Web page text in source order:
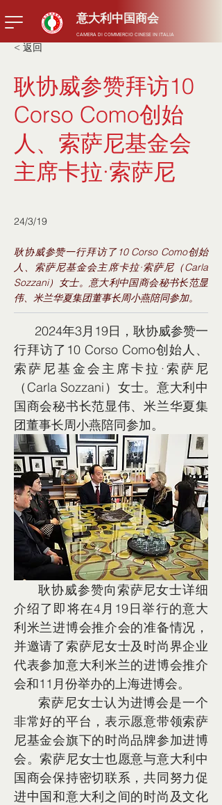
​意大利中国商会
CAMERA DI COMMERCIO CINESE IN ITALIA
< 返回
耿协威参赞拜访10
Corso Como创始
人、索萨尼基金会
主席卡拉·索萨尼
24/3/19
耿协威参赞一行拜访了10 Corso Como创始
人、索萨尼基金会主席卡拉·索萨尼（Carla
Sozzani）女士。意大利中国商会秘书长范显
伟、米兰华夏集团董事长周小燕陪同参加。
      2024年3月19日，
耿协威参赞一
行拜访了10 Corso Como创始人、
索萨尼基金会主席卡拉·索萨尼
（Carla Sozzani） 女士。意大利中
国商会秘书长范显伟、米兰华夏集
团董事长周小燕陪同参加。
耿协威参赞向索萨尼女士详细
介绍了即将在4月19日举行的意大
利米兰进博会推介会的准备情况，
并邀请了索萨尼女士及时尚界企业
代表参加意大利米兰的进博会推介
会和11月份举办的上海进博会。
索萨尼女士认为进博会是一个
非常好的平台，表示愿意带领索萨
尼基金会旗下的时尚品牌参加进博
会。索萨尼女士也愿意与意大利中
国商会保持密切联系，共同努力促
进中国和意大利之间的时尚及文化